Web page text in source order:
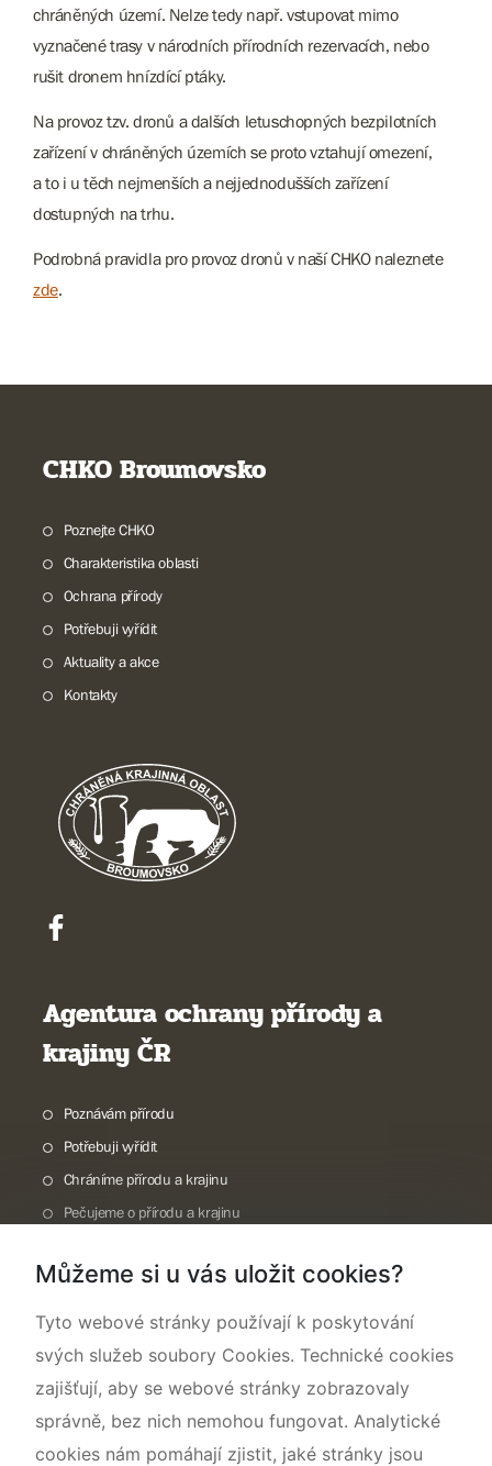
chráněných území. Nelze tedy např. vstupovat mimo
vyznačené trasy v národních přírodních rezervacích, nebo
rušit dronem hnízdící ptáky.
Na provoz tzv. dronů a dalších letuschopných bezpilotních
zařízení v chráněných územích se proto vztahují omezení,
a to i u těch nejmenších a nejjednodušších zařízení
dostupných na trhu.
Podrobná pravidla pro provoz dronů v naší CHKO naleznete
zde.
CHKO Broumovsko
Poznejte CHKO
Charakteristika oblasti
Ochrana přírody
Potřebuji vyřídit
Aktuality a akce
Kontakty
Agentura ochrany přírody a
krajiny ČR
Poznávám přírodu
Potřebuji vyřídit
Chráníme přírodu a krajinu
Pečujeme o přírodu a krajinu
O nás
Můžeme si u vás uložit cookies?
Tyto webové stránky používají k poskytování
svých služeb soubory Cookies. Technické cookies
zajišťují, aby se webové stránky zobrazovaly
správně, bez nich nemohou fungovat. Analytické
cookies nám pomáhají zjistit, jaké stránky jsou